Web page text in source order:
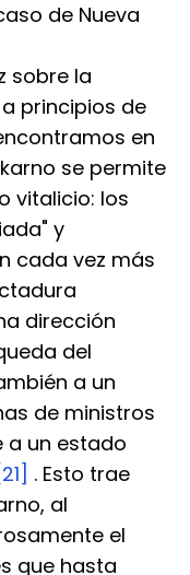
de Nueva
sobre la
principios de
en
se permite
vitalicio: los
y
cada vez más
dirección
del
a un
de ministros
a un estado
[21] . Esto trae
al
el
que hasta